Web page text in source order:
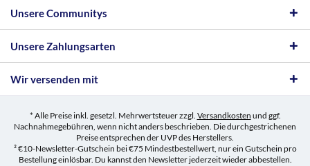
Unsere Communitys
Unsere Zahlungsarten
Wir versenden mit
* Alle Preise inkl. gesetzl. Mehrwertsteuer zzgl. Versandkosten und ggf.
Nachnahmegebühren, wenn nicht anders beschrieben. Die durchgestrichenen
Preise entsprechen der UVP des Herstellers.
² €10-Newsletter-Gutschein bei €75 Mindestbestellwert, nur ein Gutschein pro
Bestellung einlösbar. Du kannst den Newsletter jederzeit wieder abbestellen.